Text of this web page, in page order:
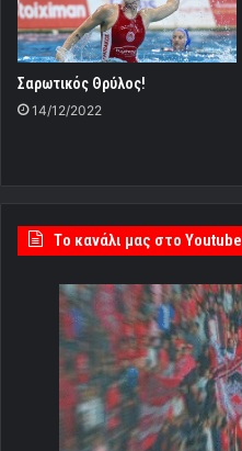
Σαρωτικός Θρύλος!
14/12/2022
Tο κανάλι μας στο Youtube